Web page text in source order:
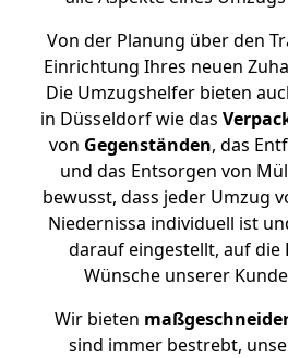
Von der Planung über den
Einrichtung Ihres neuen
Die Umzugshelfer bieten
in Düsseldorf wie das
von Gegenständen, das
und das Entsorgen von
bewusst, dass jeder Umzug
Niedernissa individuell ist
darauf eingestellt, auf die
Wünsche unserer
Wir bieten
sind immer bestrebt,